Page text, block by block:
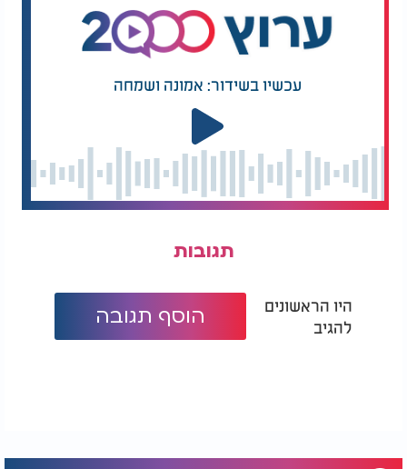
עכשיו בשידור: אמונה ושמחה
תגובות
היו הראשונים
להגיב
הוסף תגובה